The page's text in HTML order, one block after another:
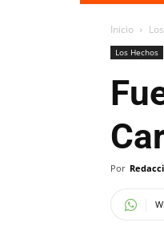
Inicio
Los Hechos
Por